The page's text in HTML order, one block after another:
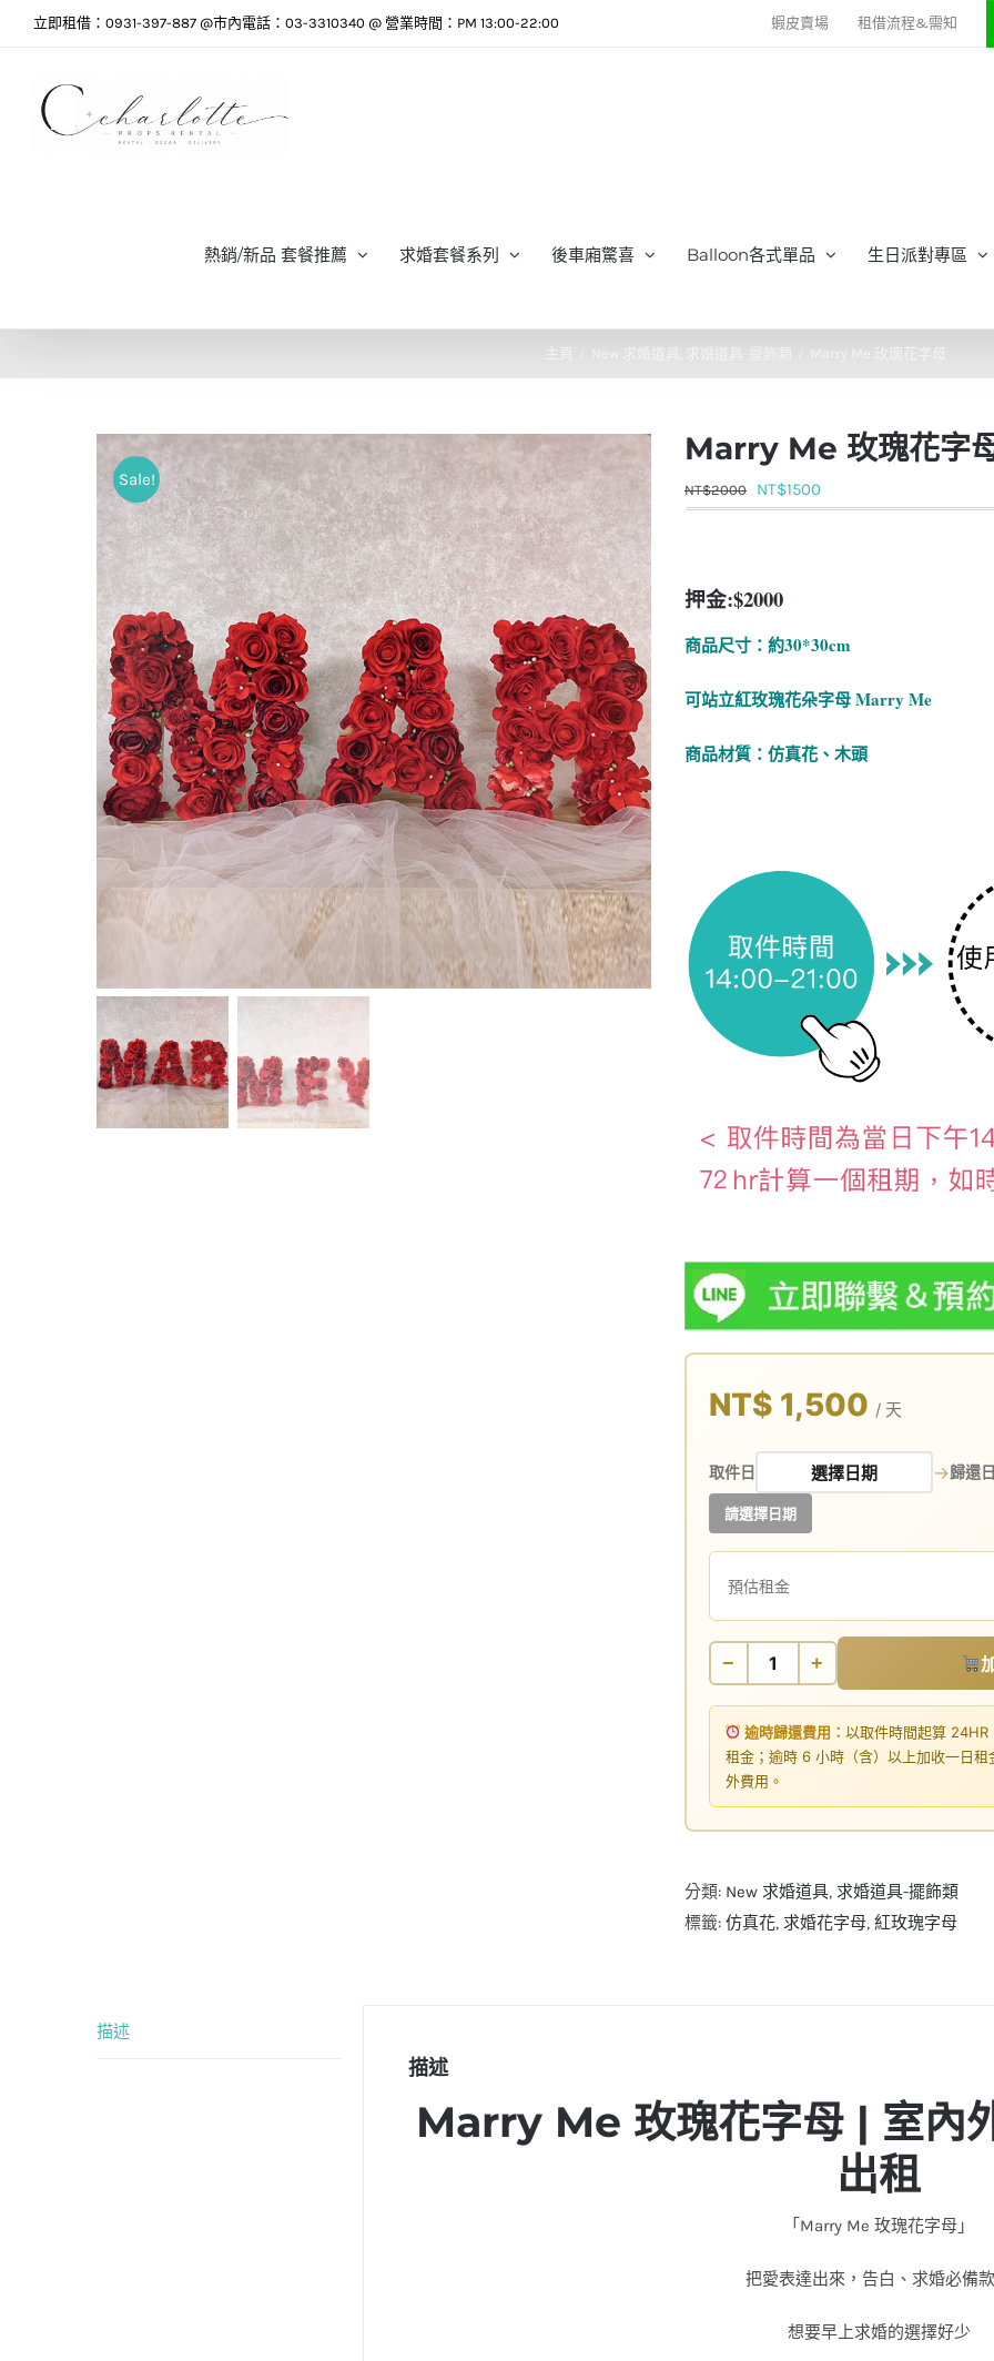
立即租借：0931-397-887 @市內電話：03-3310340 @ 營業時間：PM 13:00-22:00 蝦皮賣場 租借流程&需知
熱銷/新品 套餐推薦 求婚套餐系列 後車廂驚喜 Balloon各式單品 生日派對專區
New 求婚道具 求婚道具-擺飾類 Marry Me 玫瑰花字母
Sale!
Marry Me 玫瑰花字
NT$2000
原
NT$2000。
NT$1500
押金:$2000
商品尺寸：約30*30cm
可站立紅玫瑰花朵字母 Marry Me
商品材質：仿真花、木頭
NT$ 1,500 / 天
取件日 →歸還
請選擇日期
預估租金
− +
逾時歸還費用：以取件時間起算
租金；逾時 6 小時（含）以上加收一日
外費用。
分類: New 求婚道具, 求婚道具-擺飾類
標籤: 仿真花, 求婚花字母, 紅玫瑰字母
描述
描述
Marry Me 玫瑰花字母 | 室內
出租
「Marry Me 玫瑰花字母」
把愛表達出來，告白、求婚必備
想要早上求婚的選擇好少